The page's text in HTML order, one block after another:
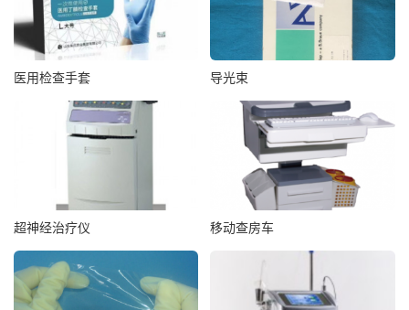
医用检查手套 导光束
超神经治疗仪 移动查房车